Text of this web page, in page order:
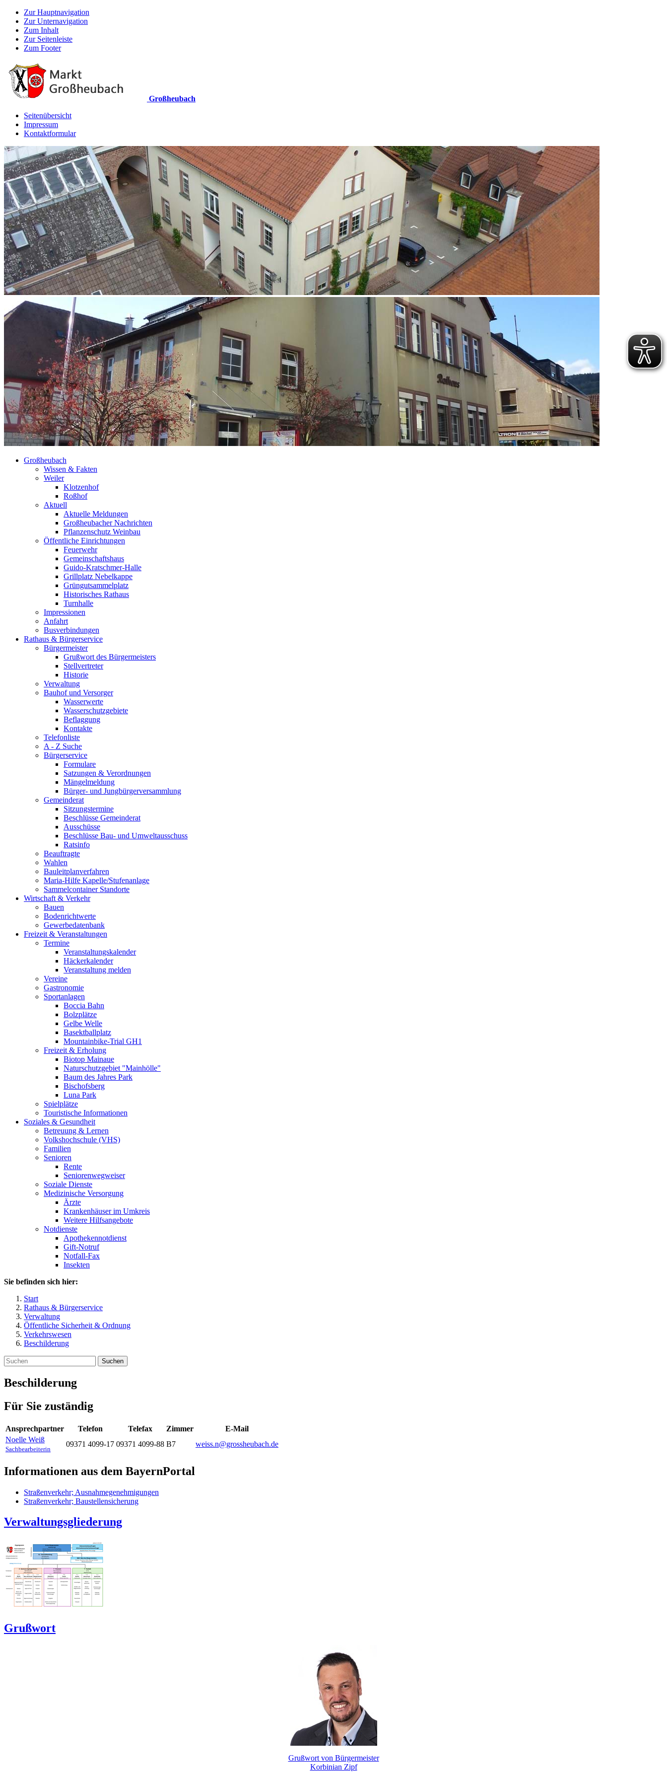
Zur Hauptnavigation
Zur Unternavigation
Zum Inhalt
Zur Seitenleiste
Zum Footer
Großheubach
Seitenübersicht
Impressum
Kontaktformular
Großheubach
Wissen & Fakten
Weiler
Klotzenhof
Roßhof
Aktuell
Aktuelle Meldungen
Großheubacher Nachrichten
Pflanzenschutz Weinbau
Öffentliche Einrichtungen
Feuerwehr
Gemeinschaftshaus
Guido-Kratschmer-Halle
Grillplatz Nebelkappe
Grüngutsammelplatz
Historisches Rathaus
Turnhalle
Impressionen
Anfahrt
Busverbindungen
Rathaus & Bürgerservice
Bürgermeister
Grußwort des Bürgermeisters
Stellvertreter
Historie
Verwaltung
Bauhof und Versorger
Wasserwerte
Wasserschutzgebiete
Beflaggung
Kontakte
Telefonliste
A - Z Suche
Bürgerservice
Formulare
Satzungen & Verordnungen
Mängelmeldung
Bürger- und Jungbürgerversammlung
Gemeinderat
Sitzungstermine
Beschlüsse Gemeinderat
Ausschüsse
Beschlüsse Bau- und Umweltausschuss
Ratsinfo
Beauftragte
Wahlen
Bauleitplanverfahren
Maria-Hilfe Kapelle/Stufenanlage
Sammelcontainer Standorte
Wirtschaft & Verkehr
Bauen
Bodenrichtwerte
Gewerbedatenbank
Freizeit & Veranstaltungen
Termine
Veranstaltungskalender
Häckerkalender
Veranstaltung melden
Vereine
Gastronomie
Sportanlagen
Boccia Bahn
Bolzplätze
Gelbe Welle
Basektballplatz
Mountainbike-Trial GH1
Freizeit & Erholung
Biotop Mainaue
Naturschutzgebiet "Mainhölle"
Baum des Jahres Park
Bischofsberg
Luna Park
Spielplätze
Touristische Informationen
Soziales & Gesundheit
Betreuung & Lernen
Volkshochschule (VHS)
Familien
Senioren
Rente
Seniorenwegweiser
Soziale Dienste
Medizinische Versorgung
Ärzte
Krankenhäuser im Umkreis
Weitere Hilfsangebote
Notdienste
Apothekennotdienst
Gift-Notruf
Notfall-Fax
Insekten
Sie befinden sich hier:
Start
Rathaus & Bürgerservice
Verwaltung
Öffentliche Sicherheit & Ordnung
Verkehrswesen
Beschilderung
Suchen
Beschilderung
Für Sie zuständig
Ansprechpartner Telefon Telefax Zimmer
E-Mail
Noelle Weiß
Sachbearbeiterin
09371 4099-17 09371 4099-88 B7 weiss.n@grossheubach.de
Informationen aus dem BayernPortal
Straßenverkehr; Ausnahmegenehmigungen
Straßenverkehr; Baustellensicherung
Verwaltungsgliederung
Grußwort
Grußwort von Bürgermeister
Korbinian Zipf